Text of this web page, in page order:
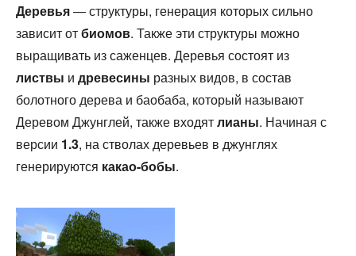
Деревья— структуры, генерация которых сильно
зависит отбиомов. Также эти структуры можно
выращивать из саженцев. Деревья состоят из
листвы и древесины разных видов, в состав
болотного дерева и баобаба, который называют
Деревом Джунглей, также входятлианы. Начиная с
версии 1.3, на стволах деревьев в джунглях
генерируются какао-бобы.